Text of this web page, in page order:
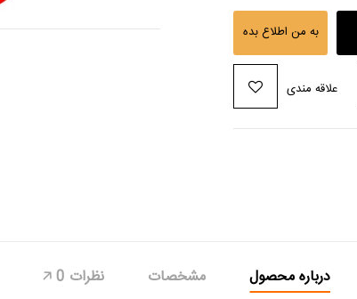
به من اطلاع بده
علاقه مندی
درباره محصول مشخصات نظرات 0
🡥